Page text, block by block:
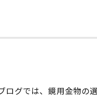
グでは、鏡用金物の